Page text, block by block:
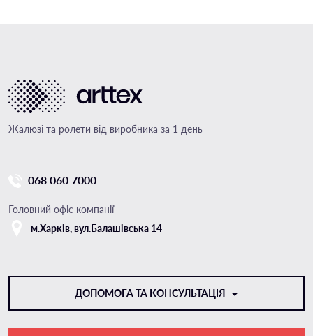
Жалюзі та ролети від виробника за 1 день
068 060 7000
Головний офіс компанії
м.Харкiв, вул.Балашівська 14
ДОПОМОГА ТА КОНСУЛЬТАЦІЯ